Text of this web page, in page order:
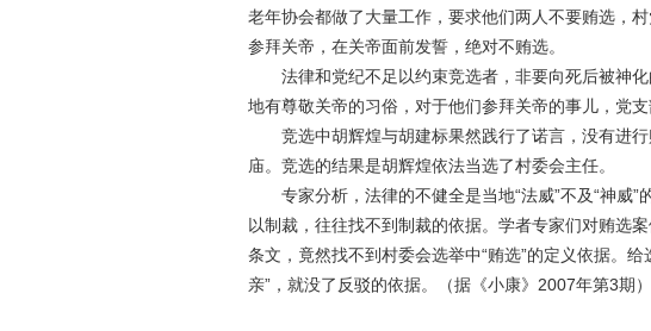
老年协会都做了大量工作，要求他们两人不要贿选，
参拜关帝，在关帝面前发誓，绝对不贿选。
法律和党纪不足以约束竞选者，非要向死后被神化
地有尊敬关帝的习俗，对于他们参拜关帝的事儿，党支
竞选中胡辉煌与胡建标果然践行了诺言，没有进行
庙。竞选的结果是胡辉煌依法当选了村委会主任。
专家分析，法律的不健全是当地“法威”不及“神威”
以制裁，往往找不到制裁的依据。学者专家们对贿选
条文，竟然找不到村委会选举中“贿选”的定义依据。
亲”，就没了反驳的依据。（据《小康》2007年第3期）